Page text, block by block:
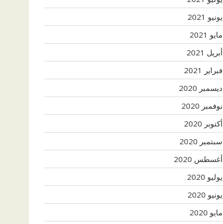
يونيو 2021
مايو 2021
أبريل 2021
فبراير 2021
ديسمبر 2020
نوفمبر 2020
أكتوبر 2020
سبتمبر 2020
أغسطس 2020
يوليو 2020
يونيو 2020
مايو 2020